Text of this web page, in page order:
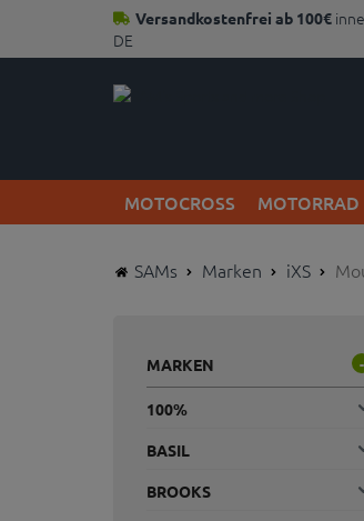
Versandkostenfrei ab 100€
DE
MOTOCROSS MOTORRAD
SAMs Marken iXS
MARKEN -
100%
BASIL
BROOKS